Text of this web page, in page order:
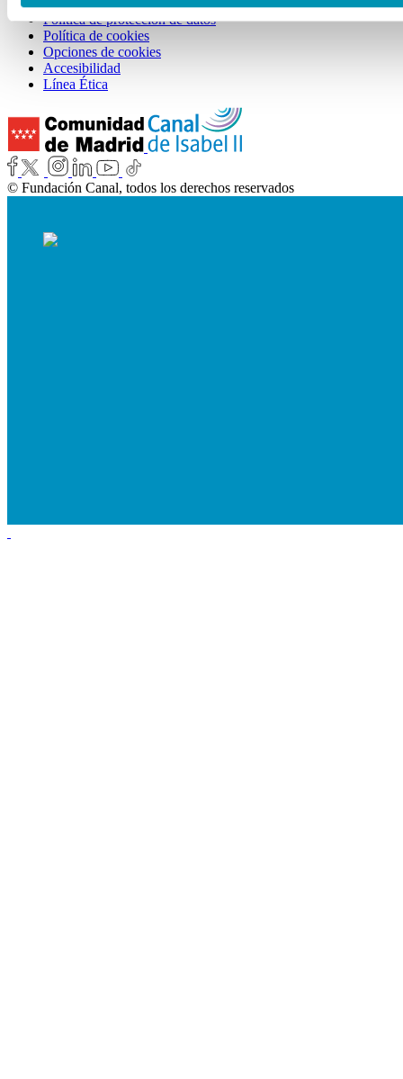
Política de protección de datos
Política de cookies
Opciones de cookies
Accesibilidad
Línea Ética
© Fundación Canal, todos los derechos reservados